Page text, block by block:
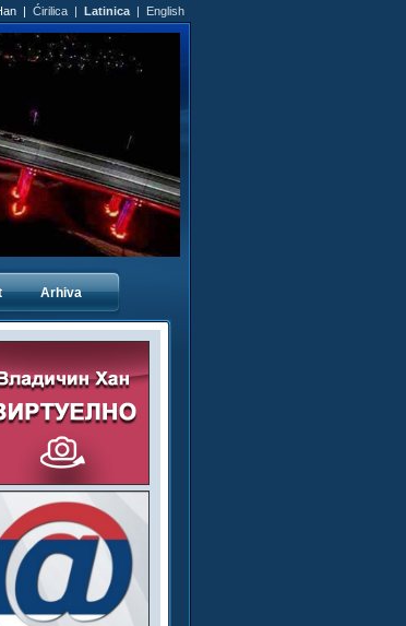
| Ćirilica | Latinica | English
Arhiva